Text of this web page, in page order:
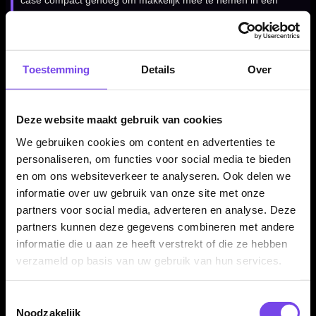
Toestemming Details Over
Deze website maakt gebruik van cookies
We gebruiken cookies om content en advertenties te
personaliseren, om functies voor social media te bieden
en om ons websiteverkeer te analyseren. Ook delen we
informatie over uw gebruik van onze site met onze
partners voor social media, adverteren en analyse. Deze
partners kunnen deze gegevens combineren met andere
informatie die u aan ze heeft verstrekt of die ze hebben
verzameld op basis van uw gebruik van hun services.
Noodzakelijk
Praktisch voor training en wedstrijden
en accessoirevakken is deze Jack Daniels dartcase geschikt
darten.
Darts en accessoires niet inbegrepen
Dit product bestaat uit de Jack Daniels Slim EVA Darts Case
Strong Protection White zelf. Darts, flights, shafts, punten en
overige accessoires worden niet meegeleverd en moeten
apart aanwezig zijn of apart worden aangeschaft.